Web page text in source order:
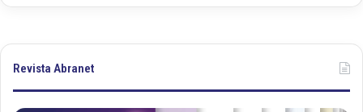
Revista Abranet